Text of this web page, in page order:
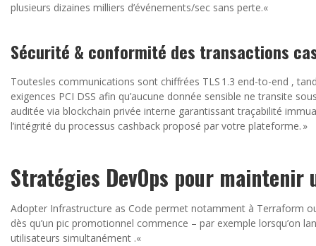
plusieurs dizaines milliers d’événements/sec sans perte.«
Sécurité & conformité des transactions
Toutesles communications sont chiffrées TLS 1.3 end-to-end ,
exigences PCI DSS afin qu’aucune donnée sensible ne transite
auditée via blockchain privée interne garantissant traçabilité
l’intégrité du processus cashback proposé par votre plateforme. »
Stratégies DevOps pour
Adopter Infrastructure as Code permet notamment à Terraform
dès qu’un pic promotionnel commence – par exemple lorsqu’on
utilisateurs simultanément .«